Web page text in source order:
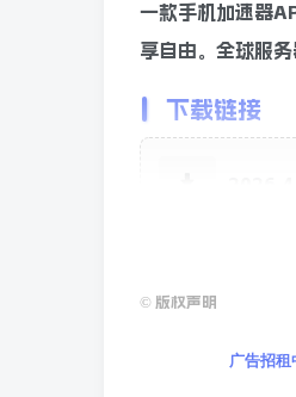
一款手机加速器
享自由。全球服
下载链接
© 版权声明
广告招租